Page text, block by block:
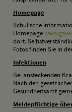
Homepage
Schulische
Homepagewww.gs-
dort.
Fotos finden Sie in
Infektionen
Bei ansteckenden
Nach den
Gesundheitsamt
Meldepflichtige